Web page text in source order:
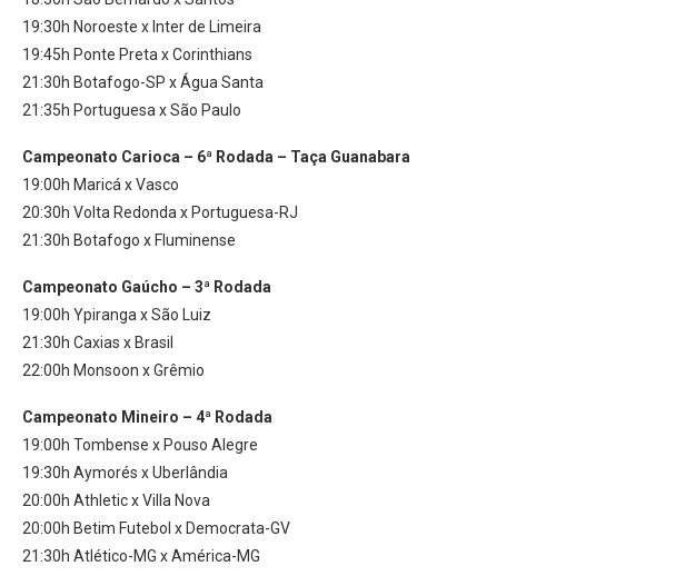
19:30h Noroeste x Inter de Limeira
19:45h Ponte Preta x Corinthians
21:30h Botafogo-SP x Água Santa
21:35h Portuguesa x São Paulo
Campeonato Carioca – 6ª Rodada – Taça Guanabara
19:00h Maricá x Vasco
20:30h Volta Redonda x Portuguesa-RJ
21:30h Botafogo x Fluminense
Campeonato Gaúcho – 3ª Rodada
19:00h Ypiranga x São Luiz
21:30h Caxias x Brasil
22:00h Monsoon x Grêmio
Campeonato Mineiro – 4ª Rodada
19:00h Tombense x Pouso Alegre
19:30h Aymorés x Uberlândia
20:00h Athletic x Villa Nova
20:00h Betim Futebol x Democrata-GV
21:30h Atlético-MG x América-MG